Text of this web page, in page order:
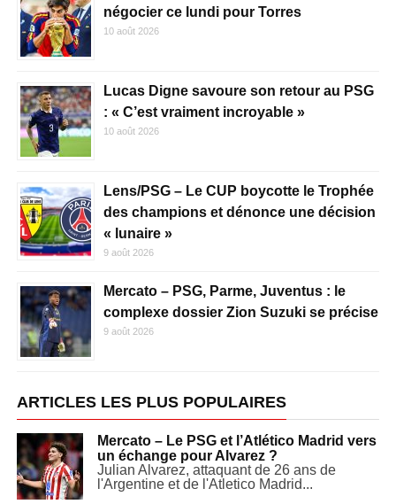
négocier ce lundi pour Torres
10 août 2026
Lucas Digne savoure son retour au PSG
: « C’est vraiment incroyable »
10 août 2026
Lens/PSG – Le CUP boycotte le Trophée
des champions et dénonce une décision
« lunaire »
9 août 2026
Mercato – PSG, Parme, Juventus : le
complexe dossier Zion Suzuki se précise
9 août 2026
ARTICLES LES PLUS POPULAIRES
Mercato – Le PSG et l’Atlético Madrid vers
un échange pour Alvarez ?
Julian Alvarez, attaquant de 26 ans de
l'Argentine et de l'Atletico Madrid...